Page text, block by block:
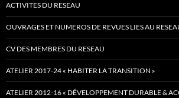
ACTIVITES DU RESEAU
OUVRAGES ET NUMEROS DE REVUES LIES AU
CV DES MEMBRES DU RESEAU
ATELIER 2017-24 « HABITER LA TRANSITION »
ATELIER 2012-16 « DÉVELOPPEMENT DURABLE &